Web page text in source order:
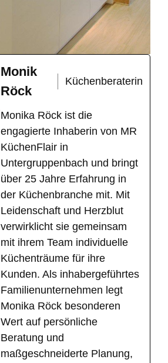
Monik
Röck
Küchenberaterin
Monika Röck ist die
engagierte Inhaberin von MR
KüchenFlair in
Untergruppenbach und bringt
über 25 Jahre Erfahrung in
der Küchenbranche mit. Mit
Leidenschaft und Herzblut
verwirklicht sie gemeinsam
mit ihrem Team individuelle
Küchenträume für ihre
Kunden. Als inhabergeführtes
Familienunternehmen legt
Monika Röck besonderen
Wert auf persönliche
Beratung und
maßgeschneiderte Planung,